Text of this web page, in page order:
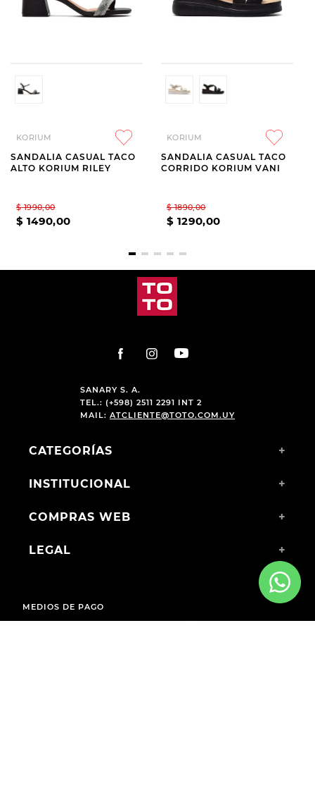
KORIUM
SANDALIA CASUAL TACO
ALTO KORIUM RILEY
$ 1990,00
$ 1490,00
KORIUM
SANDALIA CASUAL TACO
CORRIDO KORIUM VANI
$ 1890,00
$ 1290,00
SANARY S. A.
TEL.: (+598) 2511 2291 INT 2
MAIL: ATCLIENTE@TOTO.COM.UY
CATEGORÍAS +
INSTITUCIONAL +
COMPRAS WEB +
LEGAL +
MEDIOS DE PAGO